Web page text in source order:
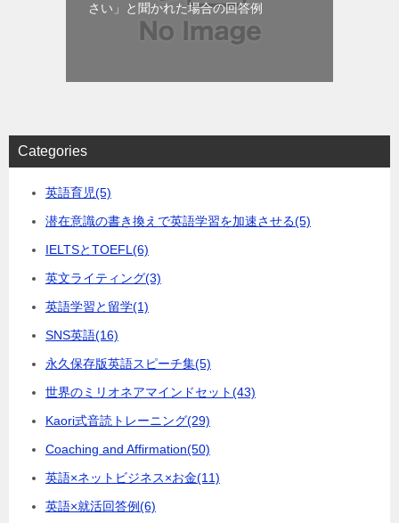
さい」と聞かれた場合の回答例
Categories
英語育児(5)
潜在意識の書き換えで英語学習を加速させる(5)
IELTSとTOEFL (6)
英文ライティング(3)
英語学習と留学(1)
SNS英語(16)
永久保存版英語スピーチ集(5)
世界のミリオネアマインドセット(43)
Kaori式音読トレーニング(29)
Coaching and Affirmation(50)
英語×ネットビジネス×お金(11)
英語×就活回答例(6)